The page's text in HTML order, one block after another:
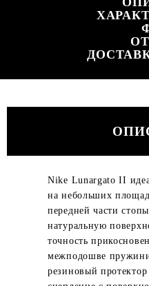
Nike Lunargato II
на небольших
передней части
натуральную
точность
межподошве
резиновый протектор